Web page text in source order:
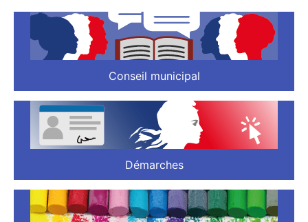
Conseil municipal
Démarches